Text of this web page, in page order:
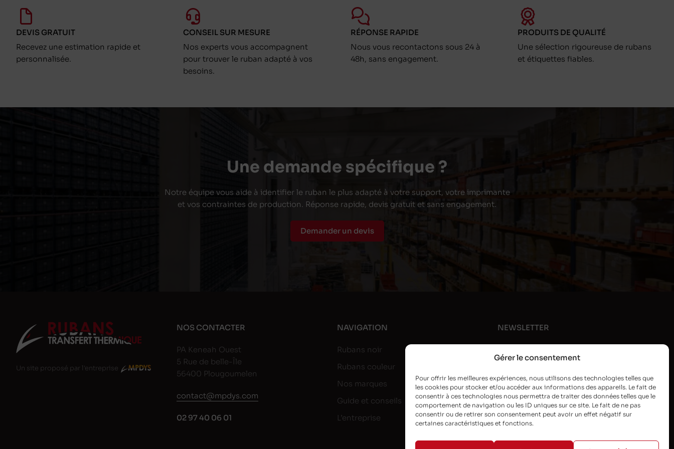
Gérer le consentement
Pour offrir les meilleures expériences, nous utilisons des technologies telles que
les cookies pour stocker et/ou accéder aux informations des appareils. Le fait de
consentir à ces technologies nous permettra de traiter des données telles que le
comportement de navigation ou les ID uniques sur ce site. Le fait de ne pas
consentir ou de retirer son consentement peut avoir un effet négatif sur
certaines caractéristiques et fonctions.
DEVIS GRATUIT
Recevez une estimation rapide et
personnalisée.
CONSEIL SUR MESURE
Nos experts vous accompagnent
pour trouver le ruban adapté à vos
besoins.
RÉPONSE RAPIDE
Nous vous recontactons sous 24 à
48h, sans engagement.
PRODUITS DE QUALITÉ
Une sélection rigoureuse de rubans
et étiquettes fiables.
Une demande spécifique ?
Notre équipe vous aide à identifier le ruban le plus adapté à votre support, votre imprimante
et vos contraintes de production. Réponse rapide, devis gratuit et sans engagement.
Demander un devis
Un site proposé par l'entreprise
NOS CONTACTER
PA Keneah Ouest
5 Rue de belle-Île
56400 Plougoumelen
contact@mpdys.com
02 97 40 06 01
NAVIGATION
Rubans noir
Rubans couleur
Nos marques
Guide et conseils
L’entreprise
NEWSLETTER